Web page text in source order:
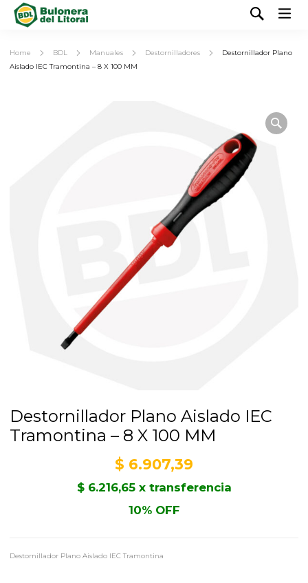
Home BDL Manuales Destornilladores
Destornillador Plano
Aislado IEC Tramontina – 8 X 100 MM
Destornillador Plano Aislado IEC
Tramontina – 8 X 100 MM
$ 6.907,39
$6.216,65x transferencia
10% OFF
Destornillador Plano Aislado IEC Tramontina